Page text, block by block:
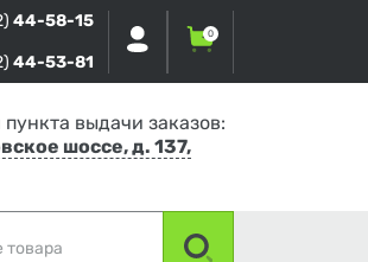
44-58-15
44-53-81
0
выдачи заказов:
шоссе, д. 137,